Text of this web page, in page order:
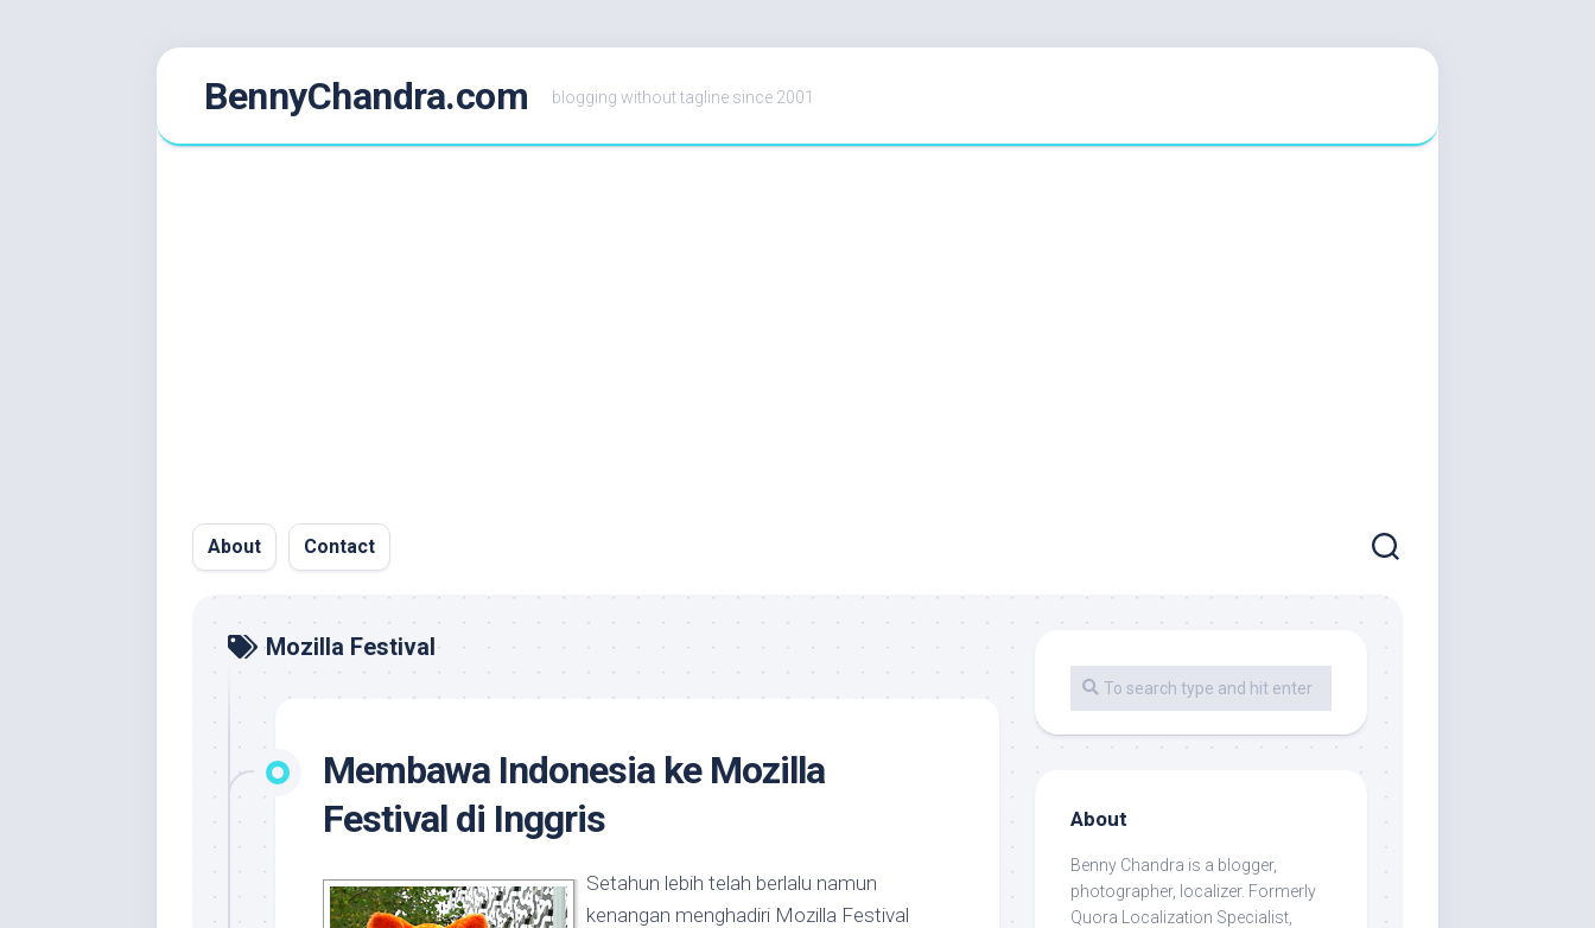
BennyChandra.com blogging without tagline since 2001
About Contact
Mozilla Festival
Membawa Indonesia ke Mozilla
Festival di Inggris
Setahun lebih telah berlalu namun
kenangan menghadiri Mozilla Festival
About
Benny Chandra is a blogger,
photographer, localizer. Formerly
Quora Localization Specialist,